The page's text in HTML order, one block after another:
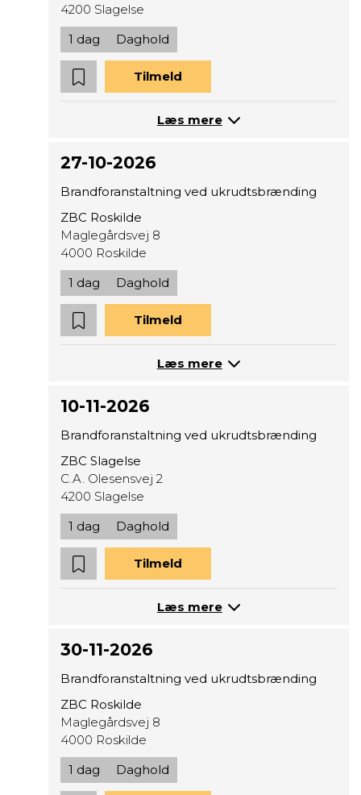
4200 Slagelse
1 dag
Daghold
Tilmeld
Læs mere
27-10-2026
Brandforanstaltning ved ukrudtsbrænding
ZBC Roskilde
Maglegårdsvej 8
4000 Roskilde
1 dag
Daghold
Tilmeld
Læs mere
10-11-2026
Brandforanstaltning ved ukrudtsbrænding
ZBC Slagelse
C.A. Olesensvej 2
4200 Slagelse
1 dag
Daghold
Tilmeld
Læs mere
30-11-2026
Brandforanstaltning ved ukrudtsbrænding
ZBC Roskilde
Maglegårdsvej 8
4000 Roskilde
1 dag
Daghold